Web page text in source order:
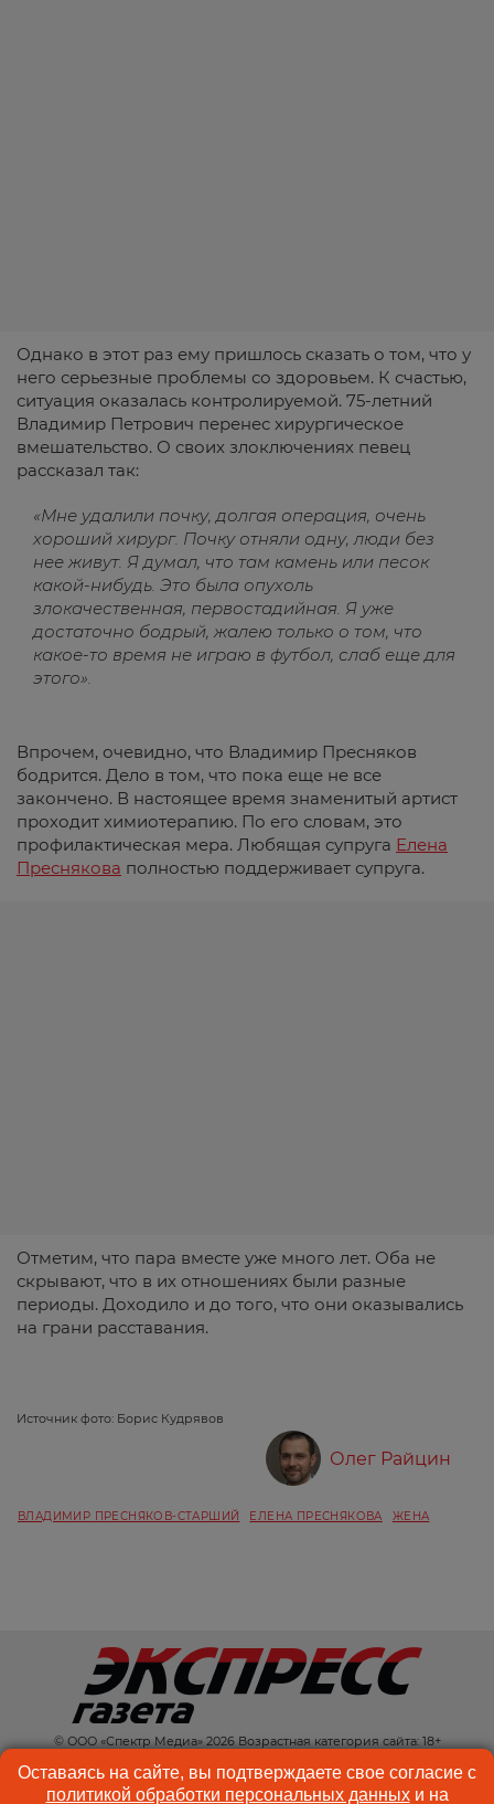
Однако в этот раз ему пришлось сказать о том, что у
него серьезные проблемы со здоровьем. К счастью,
ситуация оказалась контролируемой. 75-летний
Владимир Петрович перенес хирургическое
вмешательство. О своих злоключениях певец
рассказал так:
«Мне удалили почку, долгая операция, очень
хороший хирург. Почку отняли одну, люди без
нее живут. Я думал, что там камень или песок
какой-нибудь. Это была опухоль
злокачественная, первостадийная. Я уже
достаточно бодрый, жалею только о том, что
какое-то время не играю в футбол, слаб еще для
этого».
Впрочем, очевидно, что Владимир Пресняков
бодрится. Дело в том, что пока еще не все
закончено. В настоящее время знаменитый артист
проходит химиотерапию. По его словам, это
профилактическая мера. Любящая супруга Елена
Преснякова полностью поддерживает супруга.
Отметим, что пара вместе уже много лет. Оба не
скрывают, что в их отношениях были разные
периоды. Доходило и до того, что они оказывались
на грани расставания.
Источник фото: Борис Кудрявов
Олег Райцин
ВЛАДИМИР ПРЕСНЯКОВ-СТАРШИЙ ЕЛЕНА ПРЕСНЯКОВА ЖЕНА
© ООО «Спектр Медиа» 2026 Возрастная категория сайта: 18+
КОНТАКТЫ
РЕКЛАМА
Оставаясь на сайте, вы подтверждаете свое согласие с
политикой обработки персональных данныхи на